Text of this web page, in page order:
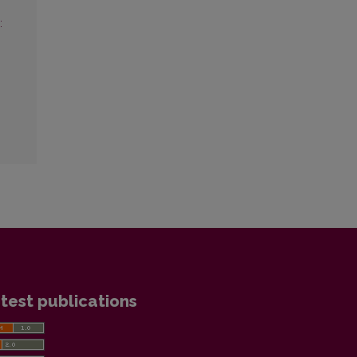
publications